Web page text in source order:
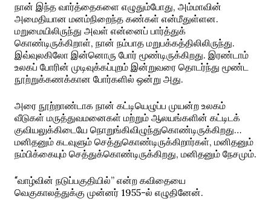
நான் இந்த வார்த்தைகளை எழுதும்போது, அம்மாவின்
அமைதியான மனம்நிறைந்த கண்கள் என்மீதுள்ளன.
மறுமையிலிருந்து அவள் என்னைப் பார்த்துக்
கொண்டிருக்கிறாள், நான் நம்பாத மறுபக்கத்திலிலிருந்து.
இவ்வுலகிலோ இன்னொரு போர் மூண்டிருக்கிறது. இரண்டாம்
உலகப் போரின் முடிவுக்கப்புறம் இன்றுவரை தொடர்ந்து மூண்ட
நூற்றுக்கணக்கான போர்களில் ஒன்று அது.
அரை நூற்றாண்டாக நான் கட்டியெழுப்ப முயன்ற உலகம்
வீடுகள் மருத்துவமனைகள் மற்றும் ஆலயங்களின் கட்டிடக்
குவியலுக்கிடையே நொறுங்கிவிழுந்துகொண்டிருக்கிறது…
மனிதனும் கடவுளும் செத்துகொண்டிருக்கிறார்கள், மனிதனும்
நம்பிக்கையும் செத்துக்கொண்டிருக்கிறது, மனிதனும் நேசமும்.
“வாழ்வின் நடுப்பகுதியில்” என்ற கவிதையை
வெகுகாலத்துக்கு முன்னர் 1955-ல் எழுதினேன்.